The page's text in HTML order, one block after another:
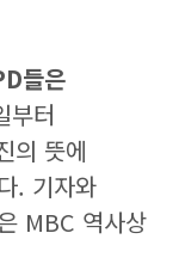
들은
부터
의 뜻에
. 기자와
MBC 역사상